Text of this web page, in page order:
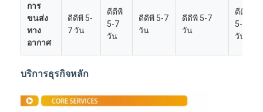
การ
ขนส่ง
ทาง
อากาศ
ดีดีพี 5-
7 วัน
ดีดีพี
5-7
วัน
ดีดีพี 5-7
วัน
ดีดีพี 5-7
วัน
ดีดีพี
5-7
วัน
บริการธุรกิจหลัก